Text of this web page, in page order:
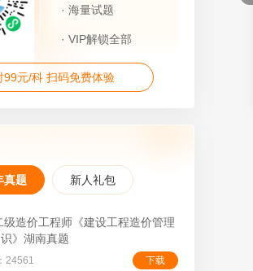
· 海量试题
· VIP解锁全部
99元/科 扫码免费体验
真题 新人礼包
级造价工程师《建设工程造价管理
》湖南真题
24561 下载